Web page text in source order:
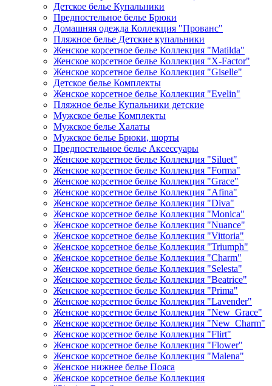
Детское белье Купальники
Предпостельное белье Брюки
Домашняя одежда Коллекция "Прованс"
Пляжное белье Детские купальники
Женское корсетное белье Коллекция "Matilda"
Женское корсетное белье Коллекция "X-Factor"
Женское корсетное белье Коллекция "Giselle"
Детское белье Комплекты
Женское корсетное белье Коллекция "Evelin"
Пляжное белье Купальники детские
Мужское белье Комплекты
Мужское белье Халаты
Мужское белье Брюки, шорты
Предпостельное белье Аксессуары
Женское корсетное белье Коллекция "Siluet"
Женское корсетное белье Коллекция "Forma"
Женское корсетное белье Коллекция "Grace"
Женское корсетное белье Коллекция "Afina"
Женское корсетное белье Коллекция "Diva"
Женское корсетное белье Коллекция "Monica"
Женское корсетное белье Коллекция "Nuance"
Женское корсетное белье Коллекция "Vittoria"
Женское корсетное белье Коллекция "Triumph"
Женское корсетное белье Коллекция "Charm"
Женское корсетное белье Коллекция "Selesta"
Женское корсетное белье Коллекция "Beatrice"
Женское корсетное белье Коллекция "Prima"
Женское корсетное белье Коллекция "Lavender"
Женское корсетное белье Коллекция "New_Grace"
Женское корсетное белье Коллекция "New_Charm"
Женское корсетное белье Коллекция "Flirt"
Женское корсетное белье Коллекция "Flower"
Женское корсетное белье Коллекция "Malena"
Женское нижнее белье Пояса
Женское корсетное белье Коллекция